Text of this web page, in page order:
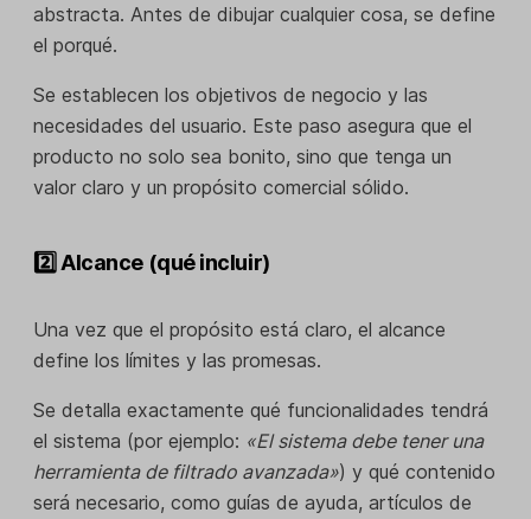
abstracta. Antes de dibujar cualquier cosa, se define
el porqué.
Se establecen los objetivos de negocio y las
necesidades del usuario. Este paso asegura que el
producto no solo sea bonito, sino que tenga un
valor claro y un propósito comercial sólido.
2️⃣ Alcance (qué incluir)
Una vez que el propósito está claro, el alcance
define los límites y las promesas.
Se detalla exactamente qué funcionalidades tendrá
el sistema (por ejemplo: «El sistema debe tener una
herramienta de filtrado avanzada») y qué contenido
será necesario, como guías de ayuda, artículos de